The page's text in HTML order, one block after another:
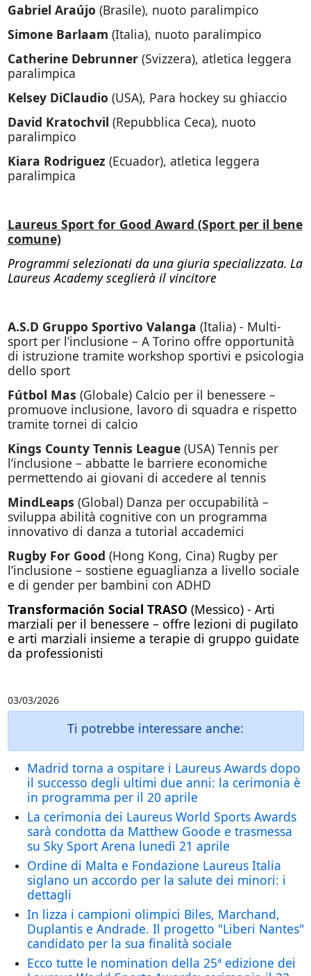
Gabriel Araújo (Brasile), nuoto paralimpico
Simone Barlaam (Italia), nuoto paralimpico
Catherine Debrunner (Svizzera), atletica leggera
paralimpica
Kelsey DiClaudio (USA), Para hockey su ghiaccio
David Kratochvil (Repubblica Ceca), nuoto
paralimpico
Kiara Rodriguez (Ecuador), atletica leggera
paralimpica
Laureus Sport for Good Award (Sport per il bene
comune)
Programmi selezionati da una giuria specializzata. La
Laureus Academy sceglierà il vincitore
A.S.D Gruppo Sportivo Valanga (Italia) - Multi-
sport per l’inclusione – A Torino offre opportunità
di istruzione tramite workshop sportivi e psicologia
dello sport
Fútbol Mas (Globale) Calcio per il benessere –
promuove inclusione, lavoro di squadra e rispetto
tramite tornei di calcio
Kings County Tennis League(USA) Tennis per
l’inclusione – abbatte le barriere economiche
permettendo ai giovani di accedere al tennis
MindLeaps (Global) Danza per occupabilità –
sviluppa abilità cognitive con un programma
innovativo di danza a tutorial accademici
Rugby For Good (Hong Kong, Cina) Rugby per
l’inclusione – sostiene eguaglianza a livello sociale
e di gender per bambini con ADHD
Transformación Social TRASO (Messico) - Arti
marziali per il benessere – offre lezioni di pugilato
e arti marziali insieme a terapie di gruppo guidate
da professionisti
03/03/2026
Ti potrebbe interessare anche:
Madrid torna a ospitare i Laureus Awards dopo
il successo degli ultimi due anni: la cerimonia è
in programma per il 20 aprile
La cerimonia dei Laureus World Sports Awards
sarà condotta da Matthew Goode e trasmessa
su Sky Sport Arena lunedì 21 aprile
Ordine di Malta e Fondazione Laureus Italia
siglano un accordo per la salute dei minori: i
dettagli
In lizza i campioni olimpici Biles, Marchand,
Duplantis e Andrade. Il progetto "Liberi Nantes"
candidato per la sua finalità sociale
Ecco tutte le nomination della 25ª edizione dei